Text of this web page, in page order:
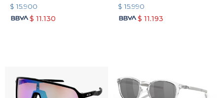
$ 15.900
$ 11.130
$ 15.990
$ 11.193